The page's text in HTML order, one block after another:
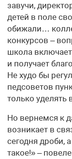
завучи,
детей в поле
обижали…
конкурсов –
школа
и получает
Не худо бы
педсоветов
только
Но вернемся к
возникает в
сегодня дроби,
такое!» –